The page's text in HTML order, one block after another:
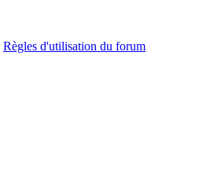
Règles d'utilisation du forum